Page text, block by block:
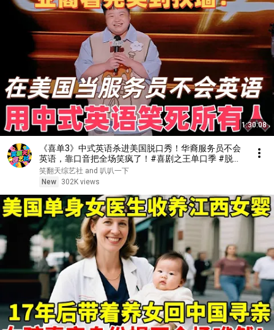
1:30:08
《喜单3》中式英语杀进美国脱口秀！华裔服务员不会
英语，靠口音把全场笑疯了！#喜剧之王单口季 #脱口
秀 #搞笑 #喜剧 #funny #综艺
笑翻天综艺社 and 叭叭一下
New
302K views